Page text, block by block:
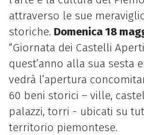
attraverso le sue
storiche. Domenica 18
“Giornata dei Castelli
quest’anno alla sua sesta
vedrà l’apertura
60 beni storici – ville,
palazzi, torri - ubicati su
territorio piemontese.